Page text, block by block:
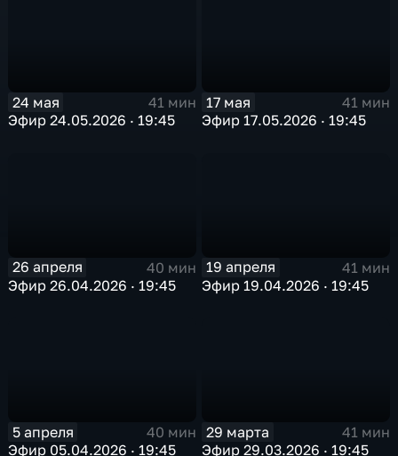
24 мая
41 мин
Эфир 24.05.2026 · 19:45
17 мая
41 мин
Эфир 17.05.2026 · 19:45
26 апреля
40 мин
Эфир 26.04.2026 · 19:45
19 апреля
41 мин
Эфир 19.04.2026 · 19:45
5 апреля
40 мин
Эфир 05.04.2026 · 19:45
29 марта
41 мин
Эфир 29.03.2026 · 19:45